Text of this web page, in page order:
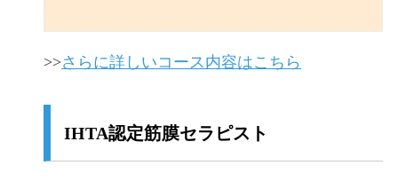
>>さらに詳しいコース内容はこちら
IHTA認定筋膜セラピスト